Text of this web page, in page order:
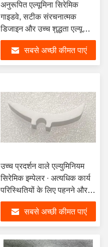
अनुरूपित एल्यूमिना सिरेमिक
गाइडवे, सटीक संरचनात्मक
डिजाइन और उच्च शुद्धता एल्यूमिना
के साथ, रखरखाव-मुक्त संचालन
के लिए सबसे अच्छी कीमत पाएं
उच्च प्रदर्शन वाले एल्युमिनियम
सिरेमिक इम्पेलर ∙ अत्यधिक कार्य
परिस्थितियों के लिए पहनने और
संक्षारण प्रतिरोधी समाधान
सबसे अच्छी कीमत पाएं